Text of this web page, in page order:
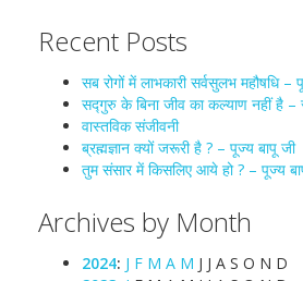
Recent Posts
सब रोगों में लाभकारी सर्वसुलभ महौषधि –
सद्गुरु के बिना जीव का कल्याण नहीं है –
वास्तविक संजीवनी
ब्रह्मज्ञान क्यों जरूरी है ? – पूज्य बापू जी
तुम संसार में किसलिए आये हो ? – पूज्य
Archives by Month
2024: J F M A M J J A S O N D